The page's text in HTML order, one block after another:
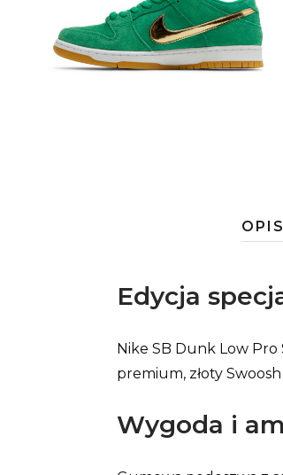
OPIS
Edycja
Nike SB Dunk Low
premium, złoty
Wygoda i